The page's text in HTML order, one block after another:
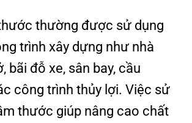
thường được sử dụng
trình xây dựng như nhà
bãi đỗ xe, sân bay, cầu
công trình thủy lợi. Việc sử
thước giúp nâng cao chất